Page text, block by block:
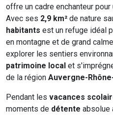
offre un cadre enchanteur pour
Avec ses 2,9 km² de nature
habitants est un refuge idéal
en montagne et de grand
explorer les sentiers
patrimoine local et
de la région Auvergne-
Pendant les vacances
moments de détente absolue